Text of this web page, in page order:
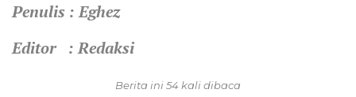
Penulis : Eghez
Editor : Redaksi
Berita ini 54 kali dibaca